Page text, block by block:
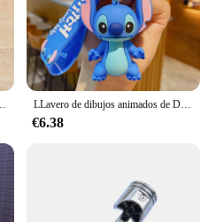
LLavero de dibujos animados de Disney para niños, llavero de Mickey Mouse, Minnie, Lilo & Stitch, colgante de coche, regalos de juguetes, venta al por mayor
€6.38